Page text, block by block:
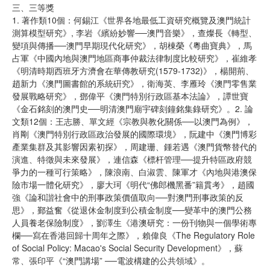
三、三等獎
1. 著作類10個：何錫江《世界各地最低工資研究概覽及澳門統計
測算模型研究》, 李岩《繽紛妙響──澳門音樂》，查燦長《轉型、
變項與傳播──澳門早期現代化研究》，胡棟榮《粵曲寶典》，馬
占軍《中國內地與澳門地區商事仲裁法律制度比較研究》，崔維孝
《明清時期西班牙方濟會在華傳教研究(1579-1732)》，楊開荊、
趙新力《澳門圖書館的系統硏究》，衛海英、李雁玲《澳門零售業
發展戰略研究》，鄧偉平《澳門特別行政區基本法論》，譚世寶
《金石銘刻的澳門史──明清澳門廟宇碑刻鐘銘集錄研究》。2. 論
文類12個：王志勝、單文經《宗教與教化關係──以澳門為例》，
肖剛《澳門特別行政區政治發展的國際環境》，阮建中《澳門博彩
產業集群及其影響因素初探》，周建珊、鍾若遇《澳門貨幣替代的
演進、特徵與未來發展》，連信森《標杆管理──提升特區政府競
爭力的一種可行策略》，陳浪南、白淑雲、陳軍才《內地與港澳保
險市場一體化研究》，廖大珂《明代“佛郎機黑番”籍貫考》，趙國
強《論和諧社會中的刑事政策價值取向──對澳門刑事政策的反
思》，鄞益奮《從退休金制度到公積金制度──變革中的澳門公務
人員養老保險制度》，劉澤生《港澳研究：一份刊物與一個學術專
欄──寫在香港回歸十周年之際》，賴偉良《The Regulatory Role
of Social Policy: Macao's Social Security Development》，蘇
常、張印平《“澳門講場” ──電波構建的公共領域》。